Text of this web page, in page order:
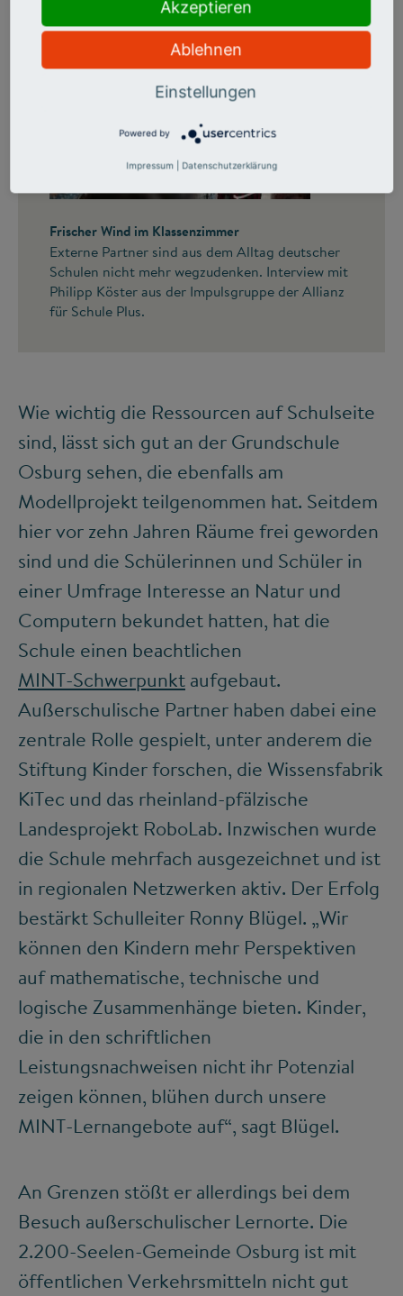
Frischer Wind im Klassenzimmer
Externe Partner sind aus dem Alltag deutscher
Schulen nicht mehr wegzudenken. Interview mit
Philipp Köster aus der Impulsgruppe der Allianz
für Schule Plus.
Wie wichtig die Ressourcen auf Schulseite
sind, lässt sich gut an der Grundschule
Osburg sehen, die ebenfalls am
Modellprojekt teilgenommen hat. Seitdem
hier vor zehn Jahren Räume frei geworden
sind und die Schülerinnen und Schüler in
einer Umfrage Interesse an Natur und
Computern bekundet hatten, hat die
Schule einen beachtlichen
MINT-Schwerpunkt aufgebaut.
Außerschulische Partner haben dabei eine
zentrale Rolle gespielt, unter anderem die
Stiftung Kinder forschen, die Wissensfabrik
KiTec und das rheinland-pfälzische
Landesprojekt RoboLab. Inzwischen wurde
die Schule mehrfach ausgezeichnet und ist
in regionalen Netzwerken aktiv. Der Erfolg
bestärkt Schulleiter Ronny Blügel. „Wir
können den Kindern mehr Perspektiven
auf mathematische, technische und
logische Zusammenhänge bieten. Kinder,
die in den schriftlichen
Leistungsnachweisen nicht ihr Potenzial
zeigen können, blühen durch unsere
MINT-Lernangebote auf“, sagt Blügel.
An Grenzen stößt er allerdings bei dem
Besuch außerschulischer Lernorte. Die
2.200-Seelen-Gemeinde Osburg ist mit
öffentlichen Verkehrsmitteln nicht gut
Akzeptieren
Ablehnen
Einstellungen
Powered by
Impressum Datenschutzerklärung